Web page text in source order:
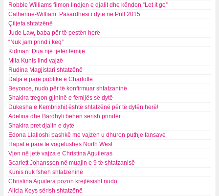
Robbie Williams filmon lindjen e djalit dhe këndon “Let it go”
Catherine-William: Pasardhësi i dytë në Prill 2015
Çiljeta shtatzënë
Jude Law, baba për të pestën herë
“Nuk jam prind i keq”
Kidman: Dua një tjetër fëmijë
Mila Kunis lind vajzë
Rudina Magjistari shtatzënë
Dalja e parë publike e Charlotte
Beyonce, nudo për të konfirmuar shtatzaninë
Shakira tregon gjininë e fëmijës së dytë
Dukesha e Kembrixhit është shtatzënë për të dytën herë!
​Adelina dhe Bardhyli bëhen sërish prindër
Shakira pret djalin e dytë
Edona Llalloshi bashkë me vajzën u dhuron puthje fansave
Hapat e para të vogëlushes North West
Vjen në jetë vajza e Christina Aguileras
Scarlett Johansson në muajin e 9 të shtatzanisë
Kunis nuk fsheh shtatzëninë
Christina Aguilera pozon krejtësisht nudo
Alicia Keys sërish shtatzënë